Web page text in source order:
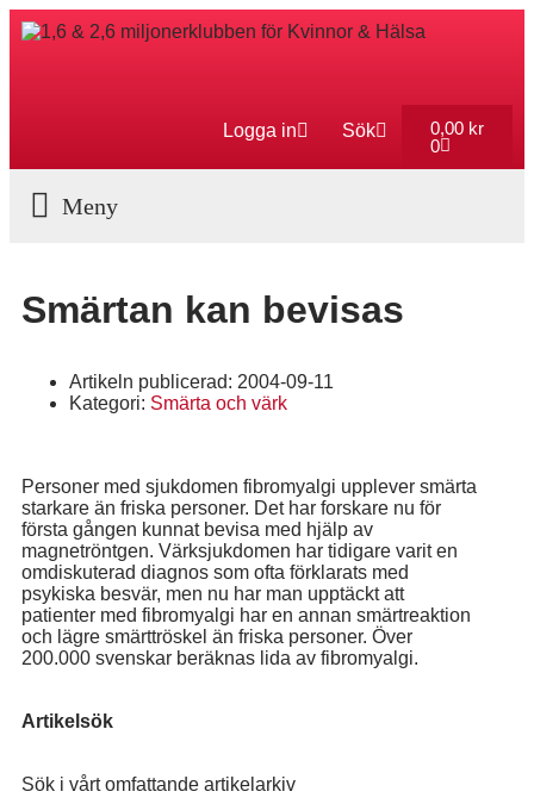
Logga in Sök 0,00 kr
0
Smärtan kan bevisas
Artikeln publicerad: 2004-09-11
Kategori: Smärta och värk
Personer med sjukdomen fibromyalgi upplever smärta
starkare än friska personer. Det har forskare nu för
första gången kunnat bevisa med hjälp av
magnetröntgen. Värksjukdomen har tidigare varit en
omdiskuterad diagnos som ofta förklarats med
psykiska besvär, men nu har man upptäckt att
patienter med fibromyalgi har en annan smärtreaktion
och lägre smärttröskel än friska personer. Över
200.000 svenskar beräknas lida av fibromyalgi.
Artikelsök
Sök i vårt omfattande artikelarkiv